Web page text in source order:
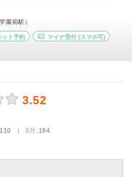
園前駅）
ット予約 マイナ受付 (スマホ可)
3.52
110 | 6月:194